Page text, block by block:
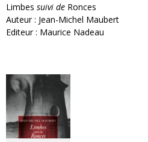
Limbes suivi de Ronces
Auteur : Jean-Michel Maubert
Editeur : Maurice Nadeau